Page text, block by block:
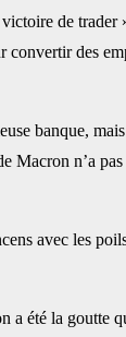
de
convertir des
banque,
n’a
avec les
été la goutte